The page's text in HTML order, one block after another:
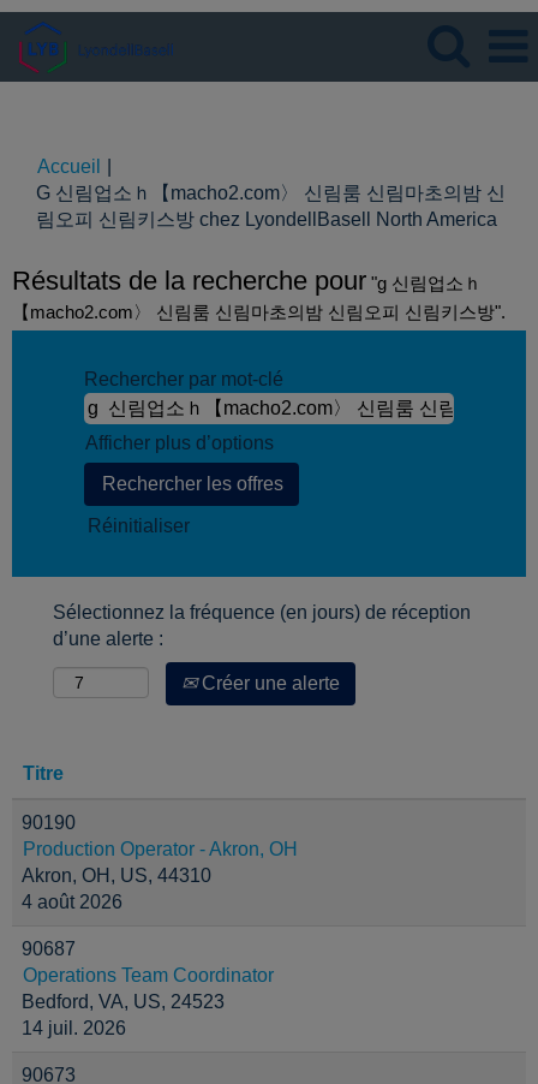
Accueil
G 신림업소ｈ【macho2.com〉 신림룸 신림마초의밤 신
림오피 신림키스방 chez LyondellBasell North America
Résultats de la recherche pour "g 신림업소ｈ
【macho2.com〉 신림룸 신림마초의밤 신림오피 신림키스방".
Rechercher par mot-clé
Afficher plus d’options
Réinitialiser
Sélectionnez la fréquence (en jours) de réception
d’une alerte :
Créer une alerte
Titre
90190
Production Operator - Akron, OH
Akron, OH, US, 44310
4 août 2026
90687
Operations Team Coordinator
Bedford, VA, US, 24523
14 juil. 2026
90673